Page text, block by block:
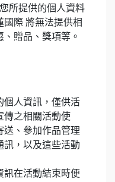
所提供的個人資料
際 將無法提供相
贈品、獎項等。
個人資訊，僅供活
傳之相關活動使
送、參加作品管理
訊，以及這些活動
訊在活動結束時便